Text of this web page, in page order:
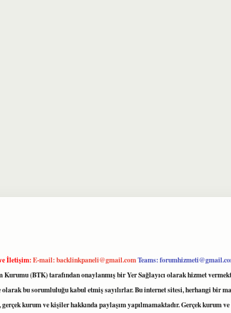
İletişim:E-mail:backlinkpaneli@gmail.comTeams:
(BTK) tarafından onaylanmış bir Yer Sağlayıcı olarak hizmet
bu sorumluluğu kabul etmiş sayılırlar. Bu internet sitesi, herhangi bir
kurum ve kişiler hakkında paylaşım yapılmamaktadır. Gerçek